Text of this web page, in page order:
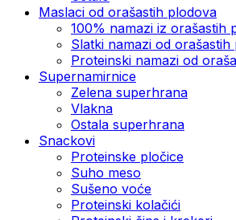
Maslaci od orašastih plodova
100% namazi iz orašastih
Slatki namazi od orašastih
Proteinski namazi od
Supernamirnice
Zelena superhrana
Vlakna
Ostala superhrana
Snackovi
Proteinske pločice
Suho meso
Sušeno voće
Proteinski kolačići